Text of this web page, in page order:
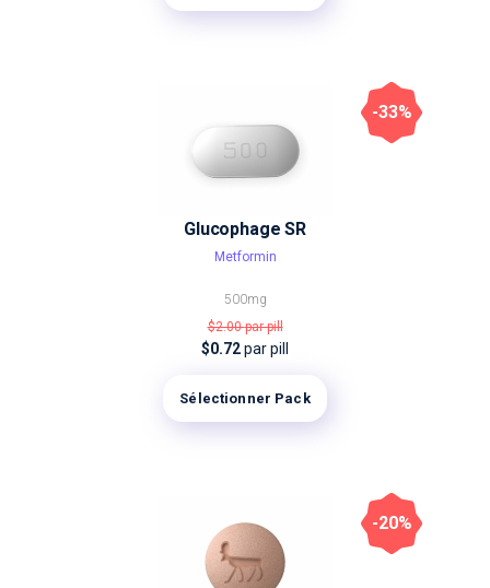
Glucophage SR
Metformin
500mg
$2.00par pill
$0.72par pill
Sélectionner Pack
-33%
-20%